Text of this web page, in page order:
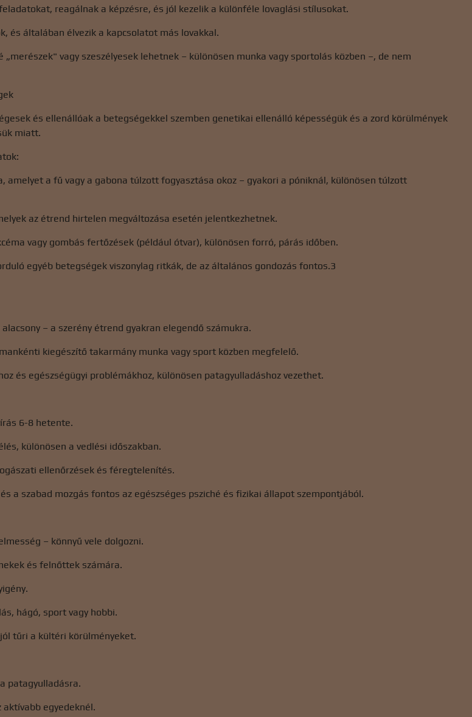
reagálnak a képzésre, és jól kezelik a különféle lovaglási stílusokat.
és általában élvezik a kapcsolatot más lovakkal.
vagy szeszélyesek lehetnek – különösen munka vagy sportolás közben –, de nem
és ellenállóak a betegségekkel szemben genetikai ellenálló képességük és a zord körülmények
miatt.
amelyet a fű vagy a gabona túlzott fogyasztása okoz – gyakori a póniknál, különösen túlzott
az étrend hirtelen megváltozása esetén jelentkezhetnek.
vagy gombás fertőzések (például ótvar), különösen forró, párás időben.
egyéb betegségek viszonylag ritkák, de az általános gondozás fontos.3
– a szerény étrend gyakran elegendő számukra.
kiegészítő takarmány munka vagy sport közben megfelelő.
és egészségügyi problémákhoz, különösen patagyulladáshoz vezethet.
6-8 hetente.
különösen a vedlési időszakban.
​​ellenőrzések és féregtelenítés.
a szabad mozgás fontos az egészséges psziché és fizikai állapot szempontjából.
– könnyű vele dolgozni.
és felnőttek számára.
hágó, sport vagy hobbi.
tűri a kültéri körülményeket.
patagyulladásra.
aktívabb egyedeknél.